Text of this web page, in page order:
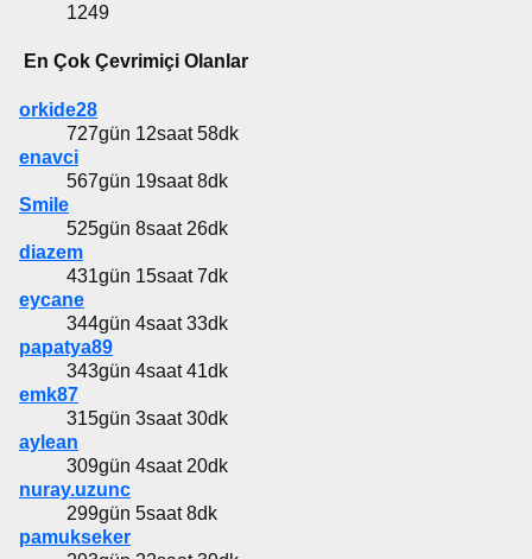
1249
En Çok Çevrimiçi Olanlar
orkide28
727gün 12saat 58dk
enavci
567gün 19saat 8dk
Smile
525gün 8saat 26dk
diazem
431gün 15saat 7dk
eycane
344gün 4saat 33dk
papatya89
343gün 4saat 41dk
emk87
315gün 3saat 30dk
aylean
309gün 4saat 20dk
nuray.uzunc
299gün 5saat 8dk
pamukseker